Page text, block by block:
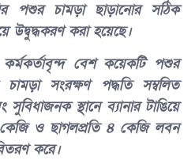
পশুর চামড়া ছাড়ানোর সঠিক
উদ্বুদ্ধকরণ করা হয়েছে।
কর্মকর্তাবৃন্দ বেশ কয়েকটি পশুর
চামড়া সংরক্ষণ পদ্ধতি সম্বলিত
স্থানে ব্যানার টাঙিয়ে
ও ছাগলপ্রতি ৪ কেজি লবন
করে।